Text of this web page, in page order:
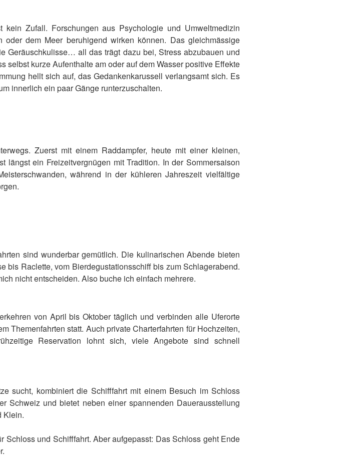
Zufall. Forschungen aus Psychologie und Umweltmedizin
dem Meer beruhigend wirken können. Das gleichmässige
Geräuschkulisse… all das trägt dazu bei, Stress abzubauen und
kurze Aufenthalte am oder auf dem Wasser positive Effekte
hellt sich auf, das Gedankenkarussell verlangsamt sich. Es
innerlich ein paar Gänge runterzuschalten.
Zuerst mit einem Raddampfer, heute mit einer kleinen,
längst ein Freizeitvergnügen mit Tradition. In der Sommersaison
während in der kühleren Jahreszeit vielfältige
sind wunderbar gemütlich. Die kulinarischen Abende bieten
bis Raclette, vom Bierdegustationsschiff bis zum Schlagerabend.
nicht entscheiden. Also buche ich einfach mehrere.
von April bis Oktober täglich und verbinden alle Uferorte
Themenfahrten statt. Auch private Charterfahrten für Hochzeiten,
Reservation lohnt sich, viele Angebote sind schnell
sucht, kombiniert die Schifffahrt mit einem Besuch im Schloss
Schweiz und bietet neben einer spannenden Dauerausstellung
Klein.
und Schifffahrt. Aber aufgepasst: Das Schloss geht Ende